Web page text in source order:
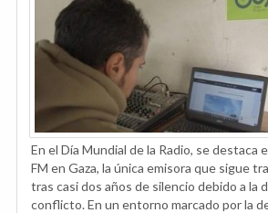
En el Día Mundial de la Radio, se destaca
FM en Gaza, la única emisora que sigue
tras casi dos años de silencio debido a la
conflicto. En un entorno marcado por la